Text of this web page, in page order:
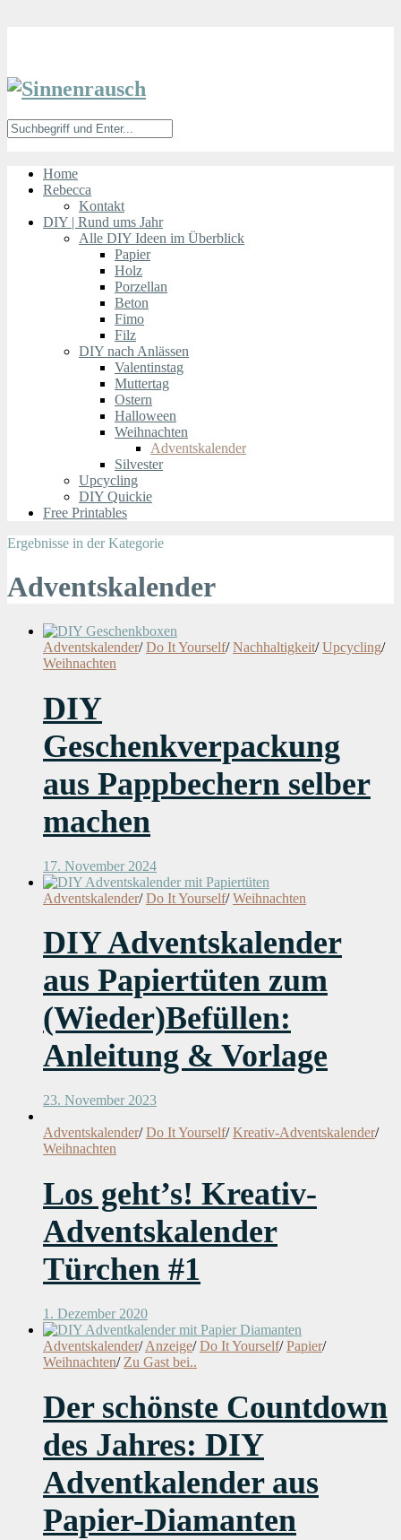
Home
Rebecca
Kontakt
DIY | Rund ums Jahr
Alle DIY Ideen im Überblick
Papier
Holz
Porzellan
Beton
Fimo
Filz
DIY nach Anlässen
Valentinstag
Muttertag
Ostern
Halloween
Weihnachten
Adventskalender
Silvester
Upcycling
DIY Quickie
Free Printables
Ergebnisse in der Kategorie
Adventskalender
Adventskalender/ Do It Yourself/ Nachhaltigkeit/ Upcycling/
Weihnachten
DIY
Geschenkverpackung
aus Pappbechern selber
machen
17. November 2024
Adventskalender/ Do It Yourself/ Weihnachten
DIY Adventskalender
aus Papiertüten zum
(Wieder)Befüllen:
Anleitung & Vorlage
23. November 2023
Adventskalender/ Do It Yourself/ Kreativ-Adventskalender/
Weihnachten
Los geht’s! Kreativ-
Adventskalender
Türchen #1
1. Dezember 2020
Adventskalender/ Anzeige/ Do It Yourself/ Papier/
Weihnachten/ Zu Gast bei..
Der schönste Countdown
des Jahres: DIY
Adventkalender aus
Papier-Diamanten